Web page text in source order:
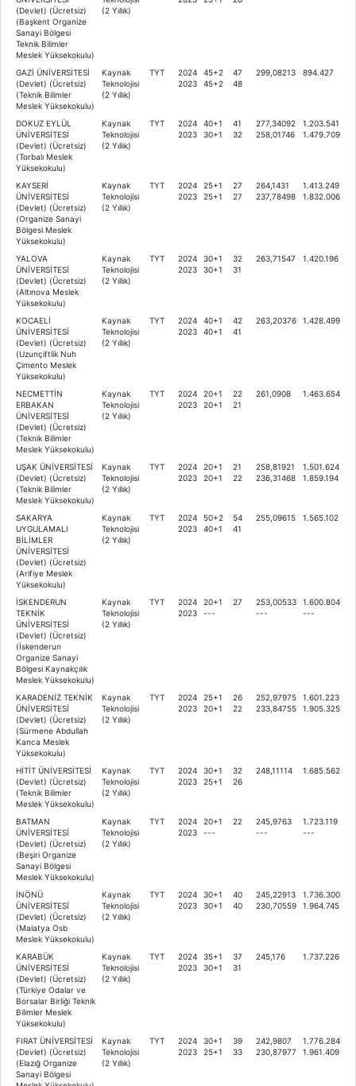
(Devlet) (Ücretsiz)
(Başkent Organize
Sanayi Bölgesi
Teknik Bilimler
Meslek Yüksekokulu)
(2 Yıllık)
GAZİ ÜNİVERSİTESİ
(Devlet) (Ücretsiz)
(Teknik Bilimler
Meslek Yüksekokulu)
Kaynak
Teknolojisi
(2 Yıllık)
TYT
2024
2023
45+2
45+2
47
48
299,08213 894.427
DOKUZ EYLÜL
ÜNİVERSİTESİ
(Devlet) (Ücretsiz)
(Torbalı Meslek
Yüksekokulu)
Kaynak
Teknolojisi
(2 Yıllık)
TYT
2024
2023
40+1
30+1
41
32
277,34092
258,01746
1.203.541
1.479.709
KAYSERİ
ÜNİVERSİTESİ
(Devlet) (Ücretsiz)
(Organize Sanayi
Bölgesi Meslek
Yüksekokulu)
Kaynak
Teknolojisi
(2 Yıllık)
TYT
2024
2023
25+1
25+1
27
27
264,1431
237,78498
1.413.249
1.832.006
YALOVA
ÜNİVERSİTESİ
(Devlet) (Ücretsiz)
(Altınova Meslek
Yüksekokulu)
Kaynak
Teknolojisi
(2 Yıllık)
TYT
2024
2023
30+1
30+1
32
31
263,71547 1.420.196
KOCAELİ
ÜNİVERSİTESİ
(Devlet) (Ücretsiz)
(Uzunçiftlik Nuh
Çimento Meslek
Yüksekokulu)
Kaynak
Teknolojisi
(2 Yıllık)
TYT
2024
2023
40+1
40+1
42
41
263,20376 1.428.499
NECMETTİN
ERBAKAN
ÜNİVERSİTESİ
(Devlet) (Ücretsiz)
(Teknik Bilimler
Meslek Yüksekokulu)
Kaynak
Teknolojisi
(2 Yıllık)
TYT
2024
2023
20+1
20+1
22
21
261,0908 1.463.654
UŞAK ÜNİVERSİTESİ
(Devlet) (Ücretsiz)
(Teknik Bilimler
Meslek Yüksekokulu)
Kaynak
Teknolojisi
(2 Yıllık)
TYT
2024
2023
20+1
20+1
21
22
258,81921
236,31468
1.501.624
1.859.194
SAKARYA
UYGULAMALI
BİLİMLER
ÜNİVERSİTESİ
(Devlet) (Ücretsiz)
(Arifiye Meslek
Yüksekokulu)
Kaynak
Teknolojisi
(2 Yıllık)
TYT
2024
2023
50+2
40+1
54
41
255,09615 1.565.102
İSKENDERUN
TEKNİK
ÜNİVERSİTESİ
(Devlet) (Ücretsiz)
(İskenderun
Organize Sanayi
Bölgesi Kaynakçılık
Meslek Yüksekokulu)
Kaynak
Teknolojisi
(2 Yıllık)
TYT
2024
2023
20+1
---
27
253,00533
---
1.600.804
---
KARADENİZ TEKNİK
ÜNİVERSİTESİ
(Devlet) (Ücretsiz)
(Sürmene Abdullah
Kanca Meslek
Yüksekokulu)
Kaynak
Teknolojisi
(2 Yıllık)
TYT
2024
2023
25+1
20+1
26
22
252,97975
233,84755
1.601.223
1.905.325
HİTİT ÜNİVERSİTESİ
(Devlet) (Ücretsiz)
(Teknik Bilimler
Meslek Yüksekokulu)
Kaynak
Teknolojisi
(2 Yıllık)
TYT
2024
2023
30+1
25+1
32
26
248,11114 1.685.562
BATMAN
ÜNİVERSİTESİ
(Devlet) (Ücretsiz)
(Beşiri Organize
Sanayi Bölgesi
Meslek Yüksekokulu)
Kaynak
Teknolojisi
(2 Yıllık)
TYT
2024
2023
20+1
---
22
245,9763
---
1.723.119
---
İNÖNÜ
ÜNİVERSİTESİ
(Devlet) (Ücretsiz)
(Malatya Osb
Meslek Yüksekokulu)
Kaynak
Teknolojisi
(2 Yıllık)
TYT
2024
2023
30+1
30+1
40
40
245,22913
230,70559
1.736.300
1.964.745
KARABÜK
ÜNİVERSİTESİ
(Devlet) (Ücretsiz)
(Türkiye Odalar ve
Borsalar Birliği Teknik
Bilimler Meslek
Yüksekokulu)
Kaynak
Teknolojisi
(2 Yıllık)
TYT
2024
2023
35+1
30+1
37
31
245,176 1.737.226
FIRAT ÜNİVERSİTESİ
(Devlet) (Ücretsiz)
(Elazığ Organize
Sanayi Bölgesi
Kaynak
Teknolojisi
(2 Yıllık)
TYT
2024
2023
30+1
25+1
39
33
242,9807
230,87977
1.776.284
1.961.409